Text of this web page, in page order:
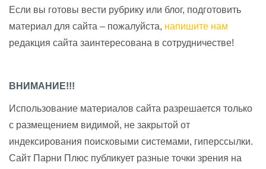
Если вы готовы вести рубрику или блог, подготовить
материал для сайта – пожалуйста, напишите нам
редакция сайта заинтересована в сотрудничестве!
ВНИМАНИЕ!!!
Использование материалов сайта разрешается только
с размещением видимой, не закрытой от
индексирования поисковыми системами, гиперссылки.
Сайт Парни Плюс публикует разные точки зрения на